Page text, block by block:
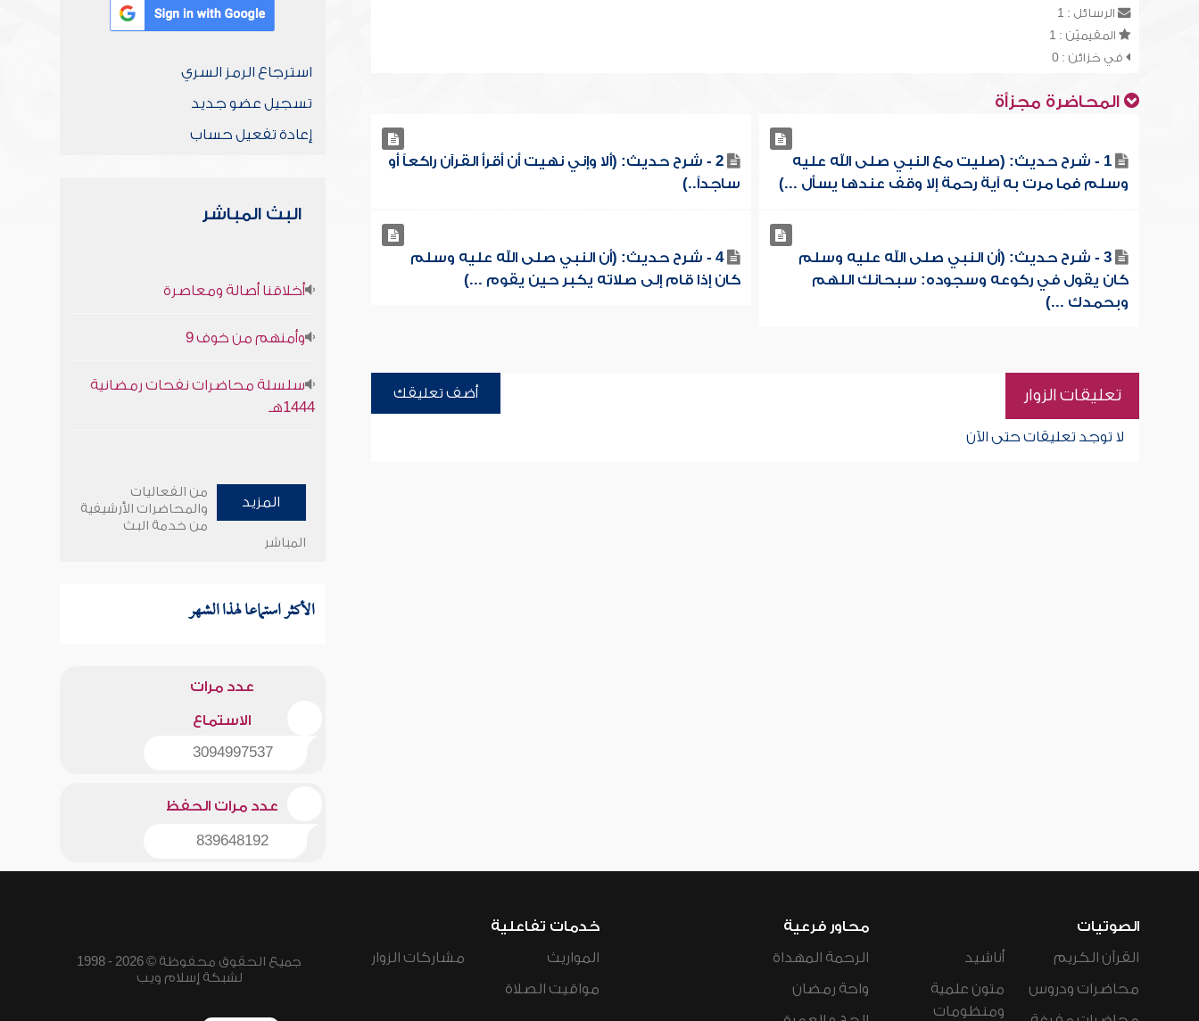
الرسائل : 1
المقيميّن : 1
في خزائن : 0
المحاضرة مجزأة
1 - شرح حديث: (صليت مع النبي صلى الله عليه
وسلم فما مرت به آية رحمة إلا وقف عندها يسأل ...)
2 - شرح حديث: (ألا وإني نهيت أن أقرأ القرآن راكعاً أو
ساجداً..)
3 - شرح حديث: (أن النبي صلى الله عليه وسلم
كان يقول في ركوعه وسجوده: سبحانك اللهم
وبحمدك ...)
4 - شرح حديث: (أن النبي صلى الله عليه وسلم
كان إذا قام إلى صلاته يكبر حين يقوم ...)
تعليقات الزوار أضف تعليقك
لا توجد تعليقات حتى الآن
استرجاع الرمز السري
تسجيل عضو جديد
إعادة تفعيل حساب
البث المباشر
أخلاقنا أصالة ومعاصرة
وأمنهم من خوف 9
سلسلة محاضرات نفحات رمضانية
1444هـ
المزيد
من الفعاليات
والمحاضرات الأرشيفية
من خدمة البث
المباشر
الأكثر استماعا لهذا الشهر
عدد مرات
الاستماع
3094997537
عدد مرات الحفظ
839648192
الصوتيات
القرآن الكريم
محاضرات ودروس
أناشيد
متون علمية
ومنظومات
محاور فرعية
الرحمة المهداة
واحة رمضان
خدمات تفاعلية
المواريث
مواقيت الصلاة
مشاركات الزوار
جميع الحقوق محفوظة © 2026 - 1998
لشبكة إسلام ويب